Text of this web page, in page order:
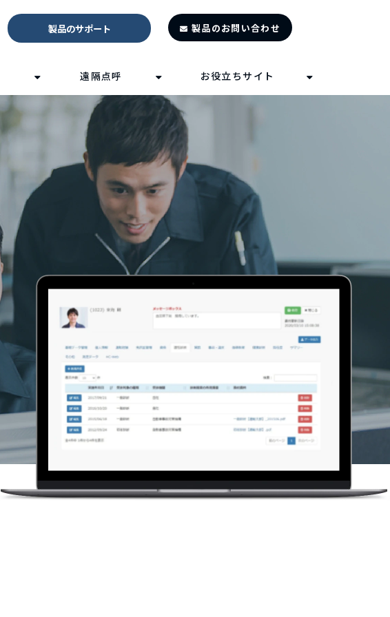
製品のサポート 製品のお問い合わせ
遠隔点呼 お役立ちサイト